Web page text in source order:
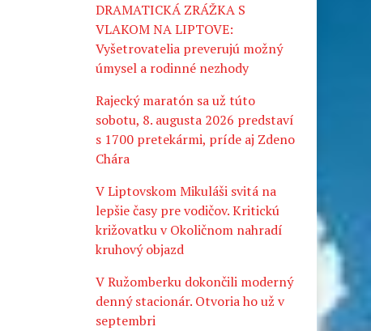
DRAMATICKÁ ZRÁŽKA S
VLAKOM NA LIPTOVE:
Vyšetrovatelia preverujú možný
úmysel a rodinné nezhody
Rajecký maratón sa už túto
sobotu, 8. augusta 2026 predstaví
s 1700 pretekármi, príde aj Zdeno
Chára
V Liptovskom Mikuláši svitá na
lepšie časy pre vodičov. Kritickú
križovatku v Okoličnom nahradí
kruhový objazd
V Ružomberku dokončili moderný
denný stacionár. Otvoria ho už v
septembri